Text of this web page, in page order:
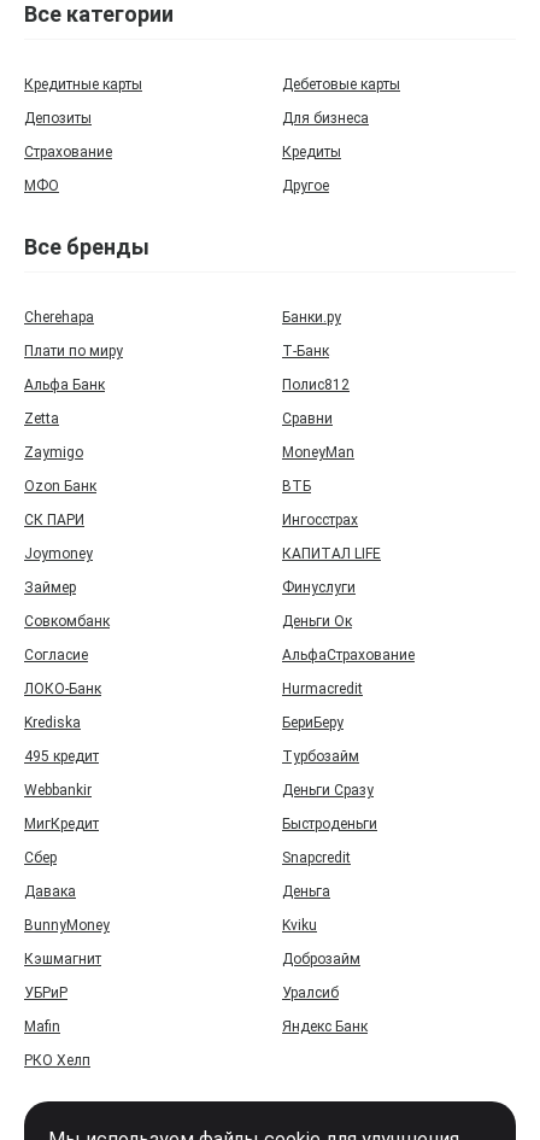
Все категории
Кредитные карты
Дебетовые карты
Депозиты
Для бизнеса
Страхование
Кредиты
МФО
Другое
Все бренды
Cherehapa
Банки.ру
Плати по миру
Т‑Банк
Альфа Банк
Полис812
Zetta
Сравни
Zaymigo
MoneyMan
Ozon Банк
ВТБ
СК ПАРИ
Ингосстрах
Joymoney
КАПИТАЛ LIFE
Займер
Финуслуги
Совкомбанк
Деньги Ок
Согласие
АльфаСтрахование
ЛОКО-Банк
Hurmacredit
Krediska
БериБеру
495 кредит
Турбозайм
Webbankir
Деньги Сразу
МигКредит
Быстроденьги
Сбер
Snapcredit
Давака
Деньга
BunnyMoney
Kviku
Кэшмагнит
Доброзайм
УБРиР
Уралсиб
Mafin
Яндекс Банк
РКО Хелп